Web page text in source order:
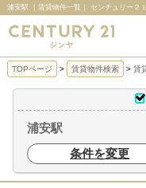
浦安駅 ｜賃貸物件一覧｜ センチュリー２
TOPページ 賃貸物件検索 賃
浦安駅
条件を変更